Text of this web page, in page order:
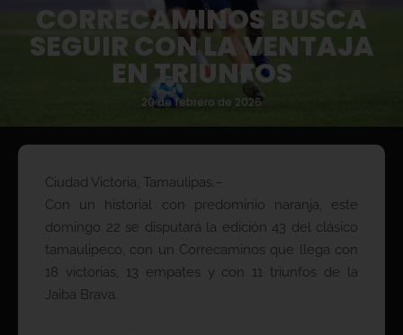
CORRECAMINOS BUSCA
SEGUIR CON LA VENTAJA
EN TRIUNFOS
20 de febrero de 2026
Ciudad Victoria, Tamaulipas.–
Con un historial con predominio naranja, este
domingo 22 se disputará la edición 43 del clásico
tamaulipeco, con un Correcaminos que llega con
18 victorias, 13 empates y con 11 triunfos de la
Jaiba Brava.